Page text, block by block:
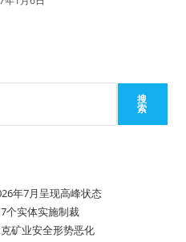
搜
索
年7月呈现高峰状态
个实体实施制裁
矿业安全形势恶化